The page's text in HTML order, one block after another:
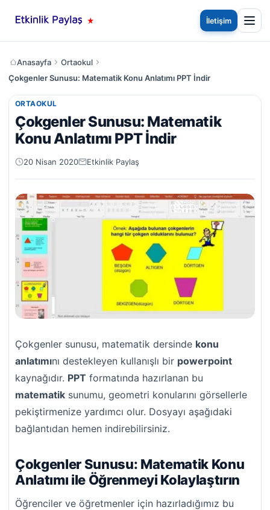
İletişim
Anasayfa
Ortaokul
Çokgenler Sunusu: Matematik Konu Anlatımı PPT İndir
ORTAOKUL
Çokgenler Sunusu: Matematik
Konu Anlatımı PPT İndir
20 Nisan 2020 Etkinlik Paylaş
Çokgenler sunusu, matematik dersinde konu
anlatımını destekleyen kullanışlı bir powerpoint
kaynağıdır. PPT formatında hazırlanan bu
matematik sunumu, geometri konularını görsellerle
pekiştirmenize yardımcı olur. Dosyayı aşağıdaki
bağlantıdan hemen indirebilirsiniz.
Çokgenler Sunusu: Matematik Konu
Anlatımı ile Öğrenmeyi Kolaylaştırın
Öğrenciler ve öğretmenler için hazırladığımız bu